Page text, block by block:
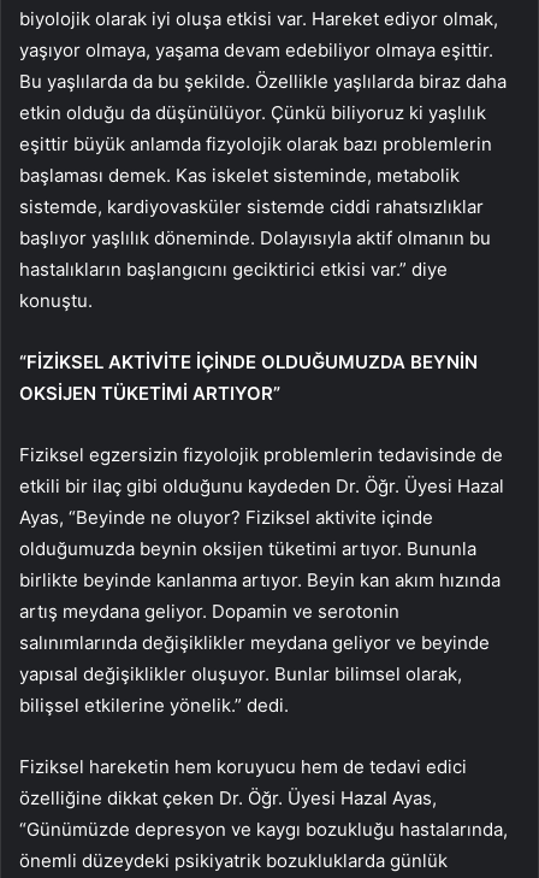
biyolojik olarak iyi oluşa etkisi var. Hareket ediyor olmak,
yaşıyor olmaya, yaşama devam edebiliyor olmaya eşittir.
Bu yaşlılarda da bu şekilde. Özellikle yaşlılarda biraz daha
etkin olduğu da düşünülüyor. Çünkü biliyoruz ki yaşlılık
eşittir büyük anlamda fizyolojik olarak bazı problemlerin
başlaması demek. Kas iskelet sisteminde, metabolik
sistemde, kardiyovasküler sistemde ciddi rahatsızlıklar
başlıyor yaşlılık döneminde. Dolayısıyla aktif olmanın bu
hastalıkların başlangıcını geciktirici etkisi var.” diye
konuştu.
“FİZİKSEL AKTİVİTE İÇİNDE OLDUĞUMUZDA BEYNİN
OKSİJEN TÜKETİMİ ARTIYOR”
Fiziksel egzersizin fizyolojik problemlerin tedavisinde de
etkili bir ilaç gibi olduğunu kaydeden Dr. Öğr. Üyesi Hazal
Ayas, “Beyinde ne oluyor? Fiziksel aktivite içinde
olduğumuzda beynin oksijen tüketimi artıyor. Bununla
birlikte beyinde kanlanma artıyor. Beyin kan akım hızında
artış meydana geliyor. Dopamin ve serotonin
salınımlarında değişiklikler meydana geliyor ve beyinde
yapısal değişiklikler oluşuyor. Bunlar bilimsel olarak,
bilişsel etkilerine yönelik.” dedi.
Fiziksel hareketin hem koruyucu hem de tedavi edici
özelliğine dikkat çeken Dr. Öğr. Üyesi Hazal Ayas,
“Günümüzde depresyon ve kaygı bozukluğu hastalarında,
önemli düzeydeki psikiyatrik bozukluklarda günlük